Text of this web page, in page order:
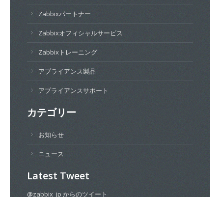
Zabbixパートナー
Zabbixオフィシャルサービス
Zabbixトレーニング
アプライアンス製品
アプライアンスサポート
カテゴリー
お知らせ
ニュース
Latest Tweet
@zabbix_jp からのツイート